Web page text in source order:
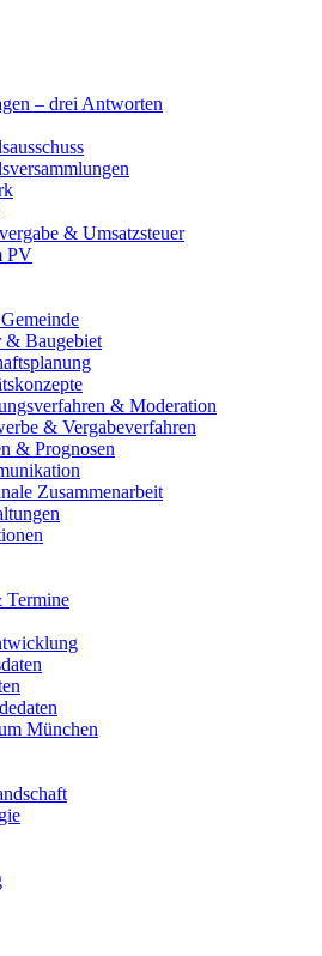
– drei Antworten
& Umsatzsteuer
PV
& Baugebiet
& Moderation
& Vergabeverfahren
& Prognosen
Zusammenarbeit
Termine
München